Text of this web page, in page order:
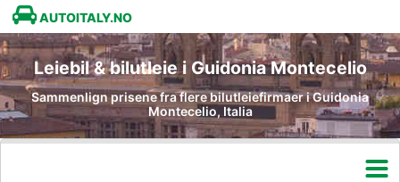
AUTOITALY.NO
Leiebil & bilutleie i Guidonia Montecelio
Sammenlign prisene fra flere bilutleiefirmaer i Guidonia
Montecelio, Italia